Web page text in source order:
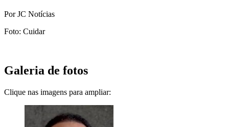
Por JC Notícias
Foto: Cuidar
Galeria de fotos
Clique nas imagens para ampliar: